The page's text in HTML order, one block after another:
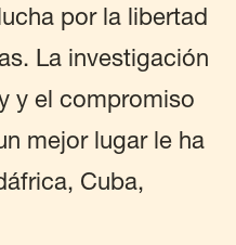
por la libertad
La investigación
y el compromiso
mejor lugar le ha
Cuba,